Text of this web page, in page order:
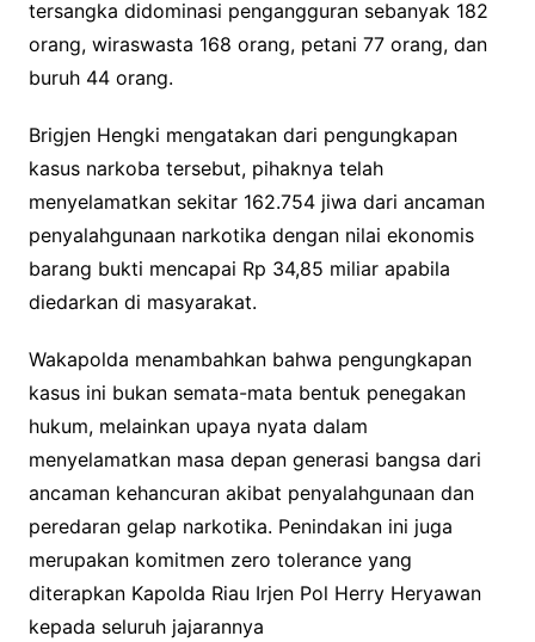
tersangka didominasi pengangguran sebanyak 182
orang, wiraswasta 168 orang, petani 77 orang, dan
buruh 44 orang.
Brigjen Hengki mengatakan dari pengungkapan
kasus narkoba tersebut, pihaknya telah
menyelamatkan sekitar 162.754 jiwa dari ancaman
penyalahgunaan narkotika dengan nilai ekonomis
barang bukti mencapai Rp 34,85 miliar apabila
diedarkan di masyarakat.
Wakapolda menambahkan bahwa pengungkapan
kasus ini bukan semata-mata bentuk penegakan
hukum, melainkan upaya nyata dalam
menyelamatkan masa depan generasi bangsa dari
ancaman kehancuran akibat penyalahgunaan dan
peredaran gelap narkotika. Penindakan ini juga
merupakan komitmen zero tolerance yang
diterapkan Kapolda Riau Irjen Pol Herry Heryawan
kepada seluruh jajarannya